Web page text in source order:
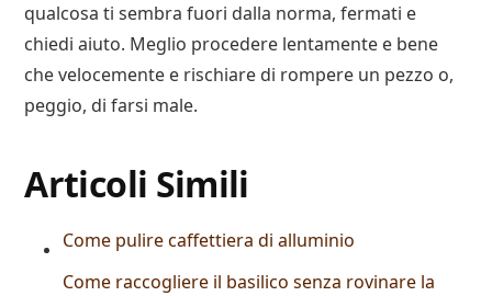
qualcosa ti sembra fuori dalla norma, fermati e
chiedi aiuto. Meglio procedere lentamente e bene
che velocemente e rischiare di rompere un pezzo o,
peggio, di farsi male.
Articoli Simili
Come pulire caffettiera di alluminio​
Come raccogliere il basilico senza rovinare la